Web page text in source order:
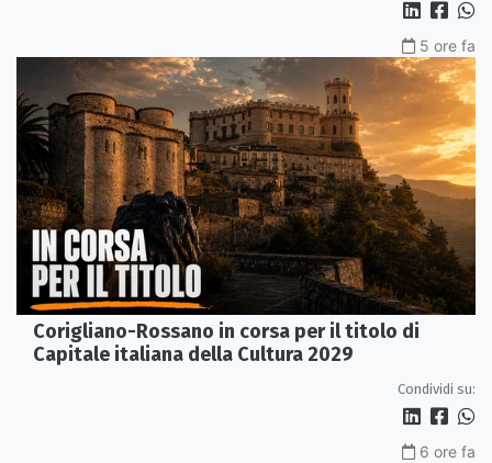
5 ore fa
Corigliano-Rossano in corsa per il titolo di
Capitale italiana della Cultura 2029
Condividi su:
6 ore fa